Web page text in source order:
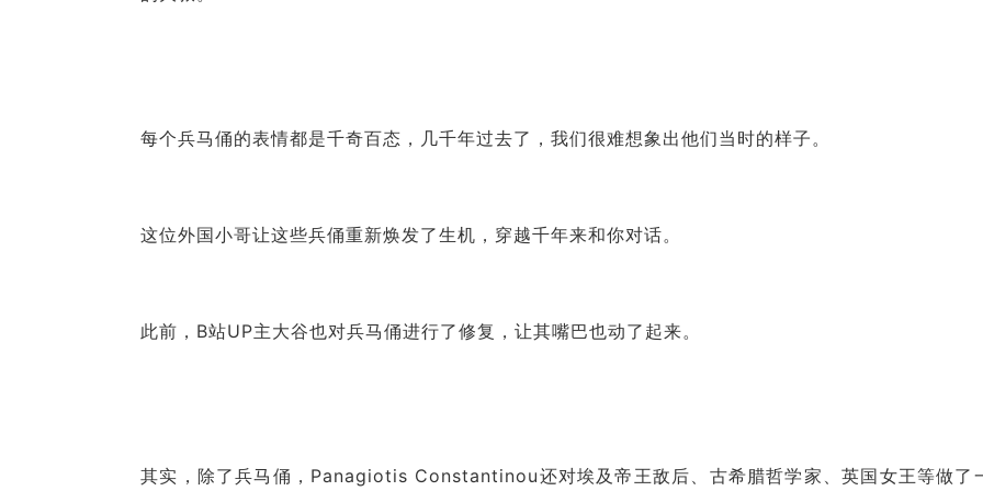
每个兵马俑的表情都是千奇百态，几千年过去了，我们很难想象出他们当时的样子。
这位外国小哥让这些兵俑重新焕发了生机，穿越千年来和你对话。
此前，B站UP主大谷也对兵马俑进行了修复，让其嘴巴也动了起来。
其实，除了兵马俑，Panagiotis Constantinou还对埃及帝王敌后、古希腊哲学家、英国女王等做了